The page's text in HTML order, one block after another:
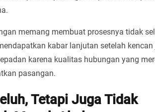
memang membuat prosesnya tidak
kabar lanjutan setelah kencan
karena kualitas hubungan yang
pasangan.
Tetapi Juga Tidak